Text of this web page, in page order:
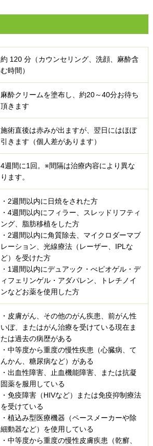
約 120 分（カウンセリング、洗顔、麻酔含
む時間）
麻酔クリームを塗布し、約20～40分お待ち
頂きます
施術直後は赤みが出ますが、翌日にはほぼ
引きます（個人差があります）
4週間に1回。※間隔は治療内容により異な
ります。
・2週間以内に日焼をされた方
・4週間以内にフィラー、スレッドリフティ
ング、脂肪移植をした方
・2週間以内に角質除去、マイクロダーマブ
レーション、光線療法（レーザー、IPLな
ど）を受けた方
・1週間以内にデュアック・べピオゲル・デ
ィフェリンゲル・アダパレン、トレチノイ
ンなどお薬を使用した方
・皮膚がん、その他のがん疾患、前がん性
いぼ、またはがん治療を受けている現在ま
たは過去の病歴がある
・中等度から重度の慢性疾患（心臓病、て
んかん、糖尿病など）がある
・出血性障害、止血機能障害、または抗凝
固薬を服用している
・免疫障害（HIVなど）または免疫抑制療法
を受けている
・植込み型医療機器（ペースメーカーや除
細動器など）を使用している
・中等度から重度の慢性皮膚疾患（乾癬、